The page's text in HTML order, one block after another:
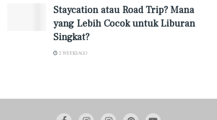
Staycation atau Road Trip? Mana
yang Lebih Cocok untuk Liburan
Singkat?
2 WEEKS AGO